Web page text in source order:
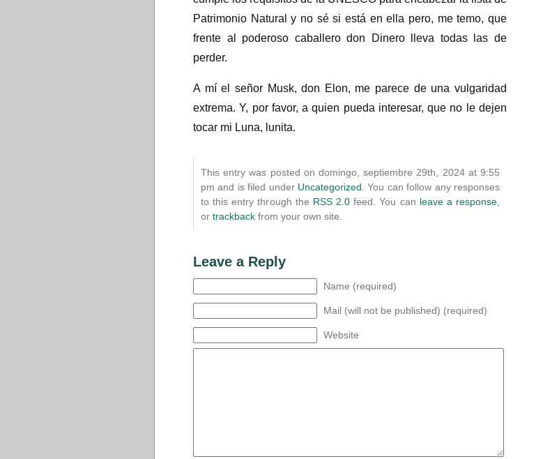
Patrimonio Natural y no sé si está en ella pero, me temo, que
frente al poderoso caballero don Dinero lleva todas las de
perder.
A mí el señor Musk, don Elon, me parece de una vulgaridad
extrema. Y, por favor, a quien pueda interesar, que no le dejen
tocar mi Luna, lunita.
This entry was posted on domingo, septiembre 29th, 2024 at 9:55
pm and is filed under Uncategorized . You can follow any responses
to this entry through the RSS 2.0 feed. You can leave a response
or trackback from your own site.
Leave a Reply
Name (required)
Mail (will not be published) (required)
Website